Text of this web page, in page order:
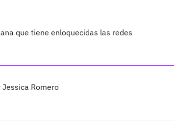
que tiene enloquecidas las redes
Romero